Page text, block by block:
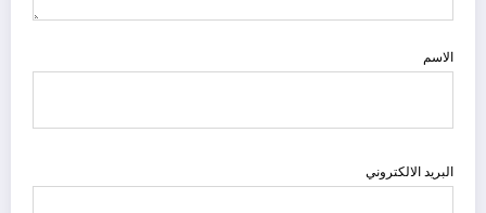
الاسم
البريد الالكتروني